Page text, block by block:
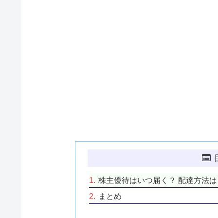
株主優待はいつ届く？ 配達方法
まとめ